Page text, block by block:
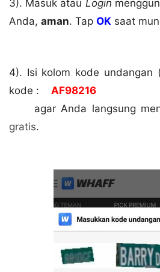
3). Masuk atau Login
Anda, aman. Tap OK saat
4). Isi kolom kode undangan
kode :
AF98216
agar Anda langsung
gratis.